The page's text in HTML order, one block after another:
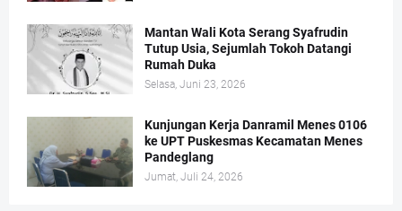
Mantan Wali Kota Serang Syafrudin
Tutup Usia, Sejumlah Tokoh Datangi
Rumah Duka
Selasa, Juni 23, 2026
Kunjungan Kerja Danramil Menes 0106
ke UPT Puskesmas Kecamatan Menes
Pandeglang
Jumat, Juli 24, 2026